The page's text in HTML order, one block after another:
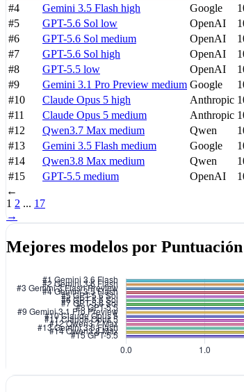
#4
Gemini 3.5 Flash high Google
#5
GPT-5.6 Sol low OpenAI
#6
GPT-5.6 Sol medium OpenAI
#7
GPT-5.6 Sol high OpenAI
#8
GPT-5.5 low OpenAI
#9
Gemini 3.1 Pro Preview medium Google
#10
Claude Opus 5 high Anthropic
#11
Claude Opus 5 medium Anthropic
#12
Qwen3.7 Max medium Qwen
#13
Gemini 3.5 Flash medium Google
#14
Qwen3.8 Max medium Qwen
#15
GPT-5.5 medium OpenAI
←
1 2 ... 17
→
Mejores modelos por